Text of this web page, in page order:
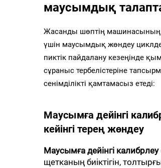
маусымдық
Жасанды шөптің машинасының
үшін маусымдық жөндеу
пиктік пайдалану кезеңінде
сұраныс тербелістеріне
сенімділікті қамтамасыз етеді:
Маусымға дейінгі
кейінгі терең жөндеу
Маусымға дейінгі калибрлеу
щетканың биіктігін,